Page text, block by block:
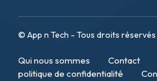
© App n Tech - Tous droits
Qui nous sommes
Contact
politique de confidentialité